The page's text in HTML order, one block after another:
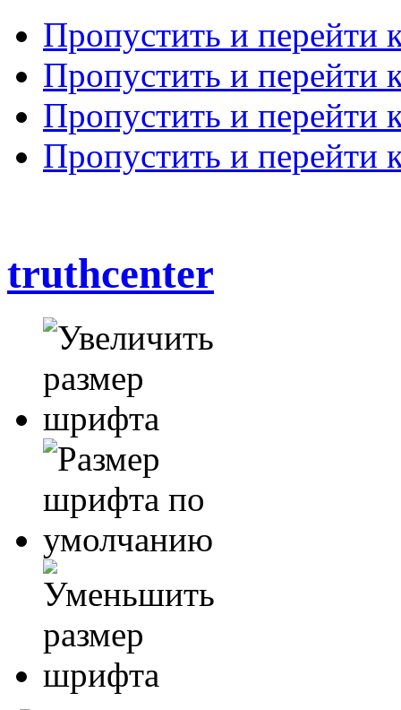
Пропустить и перейти
Пропустить и перейти
Пропустить и перейти
Пропустить и перейти
truthcenter